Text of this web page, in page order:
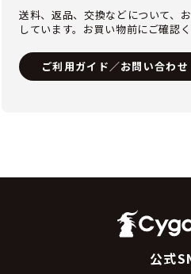
送料、返品、交換などについて、
しています。お買い物前にご確認く
ご利用ガイド／お問い合わせ
公式